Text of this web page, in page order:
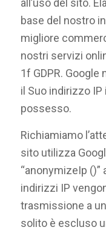
base del nostro
migliore
nostri servizi
1f GDPR.
il Suo indirizzo
possesso.
Richiamiamo
sito utilizza
“anonymizeIp
indirizzi IP
trasmissione a
solito è escluso